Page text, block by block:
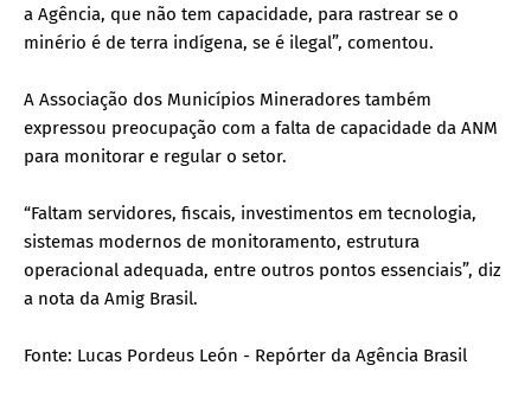
a Agência, que não tem capacidade, para rastrear se o
minério é de terra indígena, se é ilegal”, comentou.
A Associação dos Municípios Mineradores também
expressou preocupação com a falta de capacidade da ANM
para monitorar e regular o setor.
“Faltam servidores, fiscais, investimentos em tecnologia,
sistemas modernos de monitoramento, estrutura
operacional adequada, entre outros pontos essenciais”, diz
a nota da Amig Brasil.
Fonte: Lucas Pordeus León - Repórter da Agência Brasil